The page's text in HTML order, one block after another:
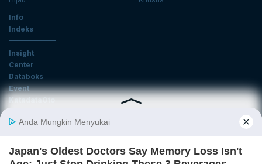
Info
Indeks
Insight
Center
Databoks
Event
KatadataOto
Email
Daftar